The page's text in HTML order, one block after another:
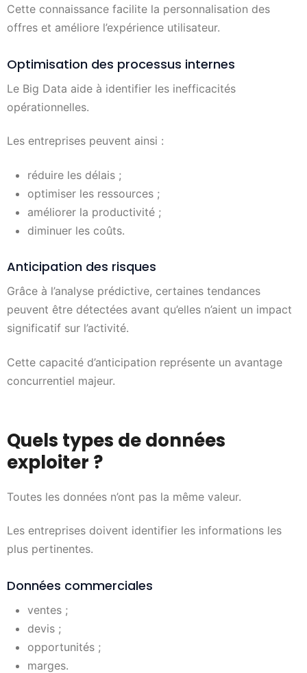
Cette connaissance facilite la personnalisation des
offres et améliore l’expérience utilisateur.
Optimisation des processus internes
Le Big Data aide à identifier les inefficacités
opérationnelles.
Les entreprises peuvent ainsi :
réduire les délais ;
optimiser les ressources ;
améliorer la productivité ;
diminuer les coûts.
Anticipation des risques
Grâce à l’analyse prédictive, certaines tendances
peuvent être détectées avant qu’elles n’aient un impact
significatif sur l’activité.
Cette capacité d’anticipation représente un avantage
concurrentiel majeur.
Quels types de données
exploiter ?
Toutes les données n’ont pas la même valeur.
Les entreprises doivent identifier les informations les
plus pertinentes.
Données commerciales
ventes ;
devis ;
opportunités ;
marges.